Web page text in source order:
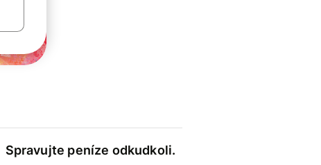
Spravujte peníze odkudkoli.